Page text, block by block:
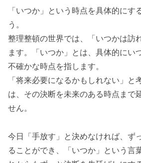
「いつか」という時点を具体的にす
う。
整理整頓の世界では、「いつかは訪
ます。「いつか」とは、具体的にい
不確かな時点を指します。
「将来必要になるかもしれない」と
は、その決断を未来のある時点まで
せん。
今日「手放す」と決めなければ、ず
ることができ、「いつか」という言